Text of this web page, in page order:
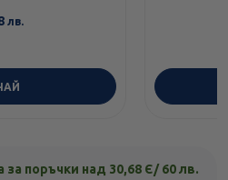
лв.
за поръчки над 30,68 Є/ 60 лв.